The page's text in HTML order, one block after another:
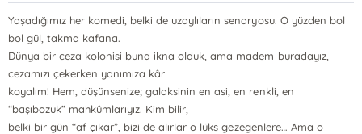
Yaşadığımız her komedi, belki de uzaylıların senaryosu. O yüzden bol
bol gül, takma kafana.
Dünya bir ceza kolonisi buna ikna olduk, ama madem buradayız,
cezamızı çekerken yanımıza kâr
koyalım! Hem, düşünsenize; galaksinin en asi, en renkli, en
“başıbozuk” mahkûmlarıyız. Kim bilir,
belki bir gün “af çıkar”, bizi de alırlar o lüks gezegenlere… Ama o